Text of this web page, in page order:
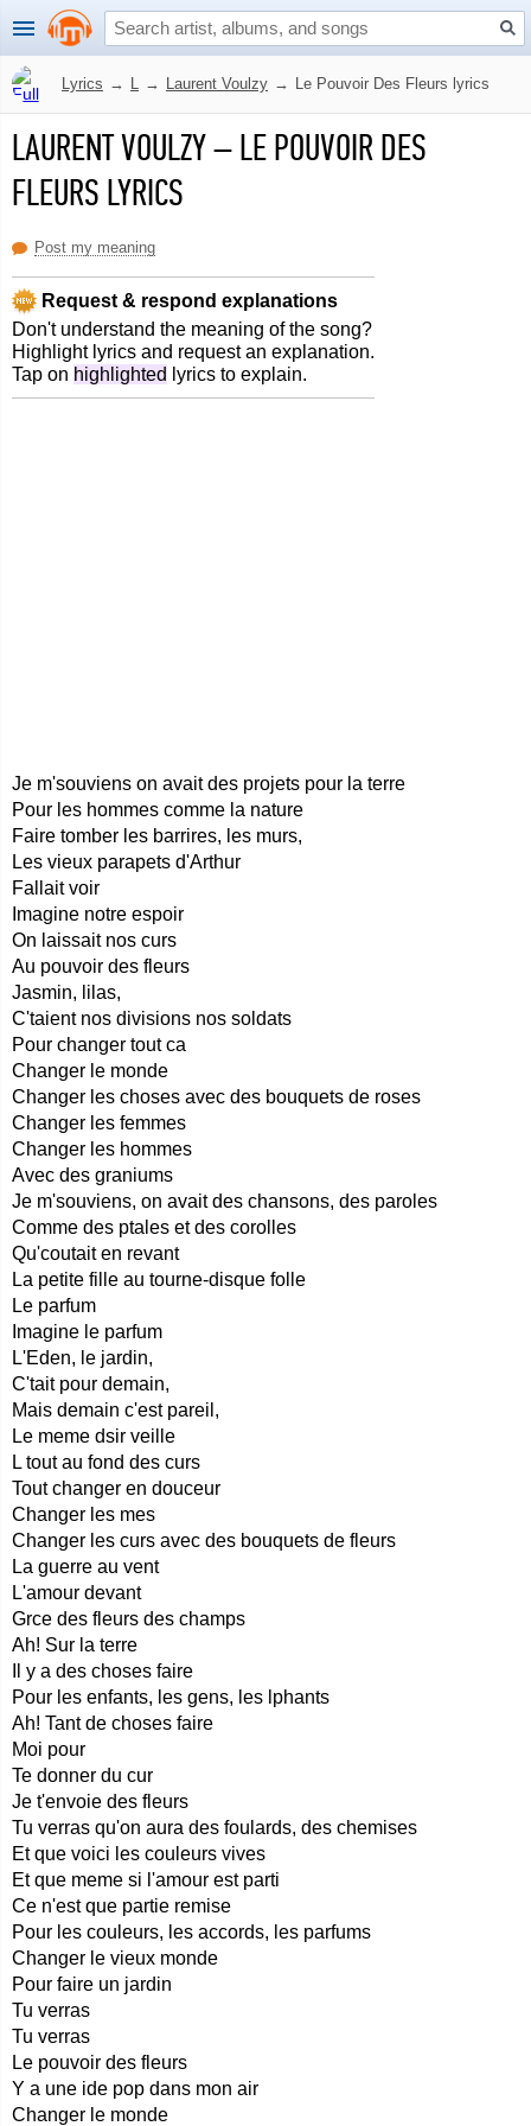
Lyrics → L → Laurent Voulzy → Le Pouvoir Des Fleurs lyrics
LAURENT VOULZY–LE POUVOIR DES
FLEURS LYRICS
Post my meaning
Request & respond explanations
Don't understand the meaning of the song?
Highlight lyrics and request an explanation.
Tap on highlighted lyrics to explain.
Je m'souviens on avait des projets pour la terre
Pour les hommes comme la nature
Faire tomber les barrires, les murs,
Les vieux parapets d'Arthur
Fallait voir
Imagine notre espoir
On laissait nos curs
Au pouvoir des fleurs
Jasmin, lilas,
C'taient nos divisions nos soldats
Pour changer tout ca
Changer le monde
Changer les choses avec des bouquets de roses
Changer les femmes
Changer les hommes
Avec des graniums
Je m'souviens, on avait des chansons, des paroles
Comme des ptales et des corolles
Qu'coutait en revant
La petite fille au tourne-disque folle
Le parfum
Imagine le parfum
L'Eden, le jardin,
C'tait pour demain,
Mais demain c'est pareil,
Le meme dsir veille
L tout au fond des curs
Tout changer en douceur
Changer les mes
Changer les curs avec des bouquets de fleurs
La guerre au vent
L'amour devant
Grce des fleurs des champs
Ah! Sur la terre
Il y a des choses faire
Pour les enfants, les gens, les lphants
Ah! Tant de choses faire
Moi pour
Te donner du cur
Je t'envoie des fleurs
Tu verras qu'on aura des foulards, des chemises
Et que voici les couleurs vives
Et que meme si l'amour est parti
Ce n'est que partie remise
Pour les couleurs, les accords, les parfums
Changer le vieux monde
Pour faire un jardin
Tu verras
Tu verras
Le pouvoir des fleurs
Y a une ide pop dans mon air
Changer le monde